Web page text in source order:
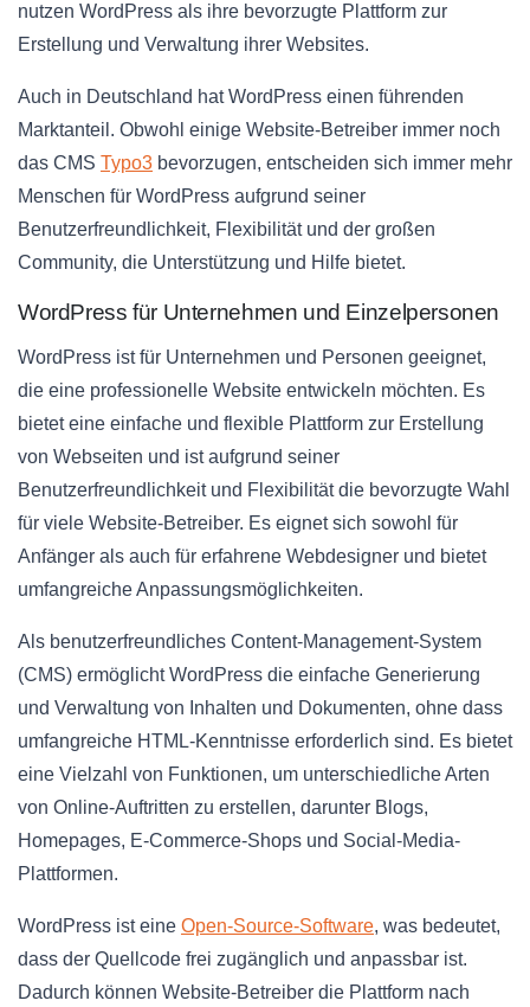
nutzen WordPress als ihre bevorzugte Plattform zur
Erstellung und Verwaltung ihrer Websites.
Auch in Deutschland hat WordPress einen führenden
Marktanteil. Obwohl einige Website-Betreiber immer noch
das CMS Typo3 bevorzugen, entscheiden sich immer mehr
Menschen für WordPress aufgrund seiner
Benutzerfreundlichkeit, Flexibilität und der großen
Community, die Unterstützung und Hilfe bietet.
WordPress für Unternehmen und Einzelpersonen
WordPress ist für Unternehmen und Personen geeignet,
die eine professionelle Website entwickeln möchten. Es
bietet eine einfache und flexible Plattform zur Erstellung
von Webseiten und ist aufgrund seiner
Benutzerfreundlichkeit und Flexibilität die bevorzugte Wahl
für viele Website-Betreiber. Es eignet sich sowohl für
Anfänger als auch für erfahrene Webdesigner und bietet
umfangreiche Anpassungsmöglichkeiten.
Als benutzerfreundliches Content-Management-System
(CMS) ermöglicht WordPress die einfache Generierung
und Verwaltung von Inhalten und Dokumenten, ohne dass
umfangreiche HTML-Kenntnisse erforderlich sind. Es bietet
eine Vielzahl von Funktionen, um unterschiedliche Arten
von Online-Auftritten zu erstellen, darunter Blogs,
Homepages, E-Commerce-Shops und Social-Media-
Plattformen.
WordPress ist eine Open-Source-Software, was bedeutet,
dass der Quellcode frei zugänglich und anpassbar ist.
Dadurch können Website-Betreiber die Plattform nach